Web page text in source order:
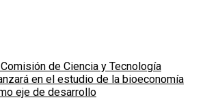
de Ciencia y Tecnología
en el estudio de la bioeconomía
eje de desarrollo